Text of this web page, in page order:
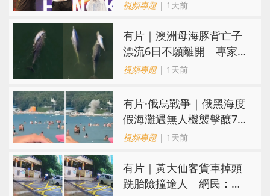
視頻專題| 1天前
有片｜澳洲母海豚背亡子
漂流6日不願離開 專家：
極度悲傷下的哀悼行為
視頻專題| 1天前
​有片·俄烏戰爭｜俄黑海度
假海灘遇無人機襲擊釀7死
40傷 俄烏各執一詞
視頻專題| 1天前
有片｜黃大仙客貨車掉頭
跣胎險撞途人 網民：飄